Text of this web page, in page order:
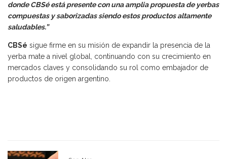
donde CBSé está presente con una amplia propuesta de yerbas
compuestas y saborizadas siendo estos productos altamente
saludables.”
CBSé sigue firme en su misión de expandir la presencia de la
yerba mate a nivel global, continuando con su crecimiento en
mercados claves y consolidando su rol como embajador de
productos de origen argentino.